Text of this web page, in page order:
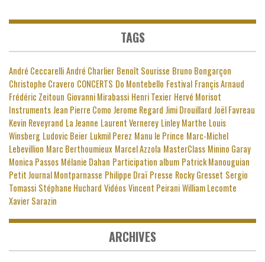
TAGS
André CeccarelliAndré Charlier Benoît Sourisse Bruno Bongarçon
Christophe Cravero CONCERTS Do Montebello Festival Françis Arnaud
Frédéric Zeitoun Giovanni Mirabassi Henri Texier Hervé Morisot
InstrumentsJean Pierre Como Jerome Regard Jimi Drouillard Joël Favreau
Kevin Reveyrand La Jeanne Laurent Vernerey Linley Marthe Louis
Winsberg Ludovic Beier Lukmil Perez Manu le Prince Marc-Michel
Lebevillion Marc Berthoumieux Marcel Azzola MasterClass Minino Garay
Monica Passos Mélanie Dahan Participation album Patrick Manouguian
Petit Journal Montparnasse Philippe Draï Presse Rocky Gresset Sergio
Tomassi Stéphane Huchard VidéosVincent PeiraniWilliam Lecomte
Xavier Sarazin
ARCHIVES